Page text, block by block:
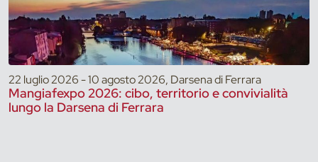
22 luglio 2026 - 10 agosto 2026, Darsena di Ferrara
Mangiafexpo 2026: cibo, territorio e convivialità
lungo la Darsena di Ferrara